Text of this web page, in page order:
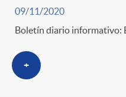
09/11/2020
Boletín diario informativo:
+